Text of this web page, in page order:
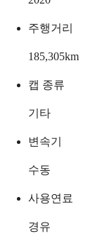
주행거리
185,305km
캡 종류
기타
변속기
수동
사용연료
경유